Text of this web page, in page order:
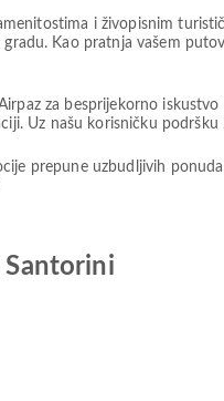
i živopisnim
Kao pratnja vašem
za besprijekorno
Uz našu korisničku
prepune uzbudljivih
Santorini